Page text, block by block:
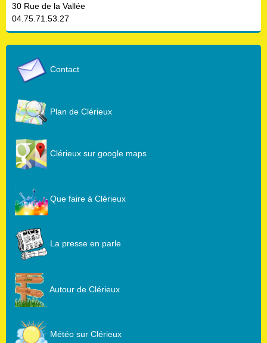
30 Rue de la Vallée
04.75.71.53.27
Contact
Plan de Clérieux
Clérieux sur google maps
Que faire à Clérieux
La presse en parle
Autour de Clérieux
Météo sur Clérieux